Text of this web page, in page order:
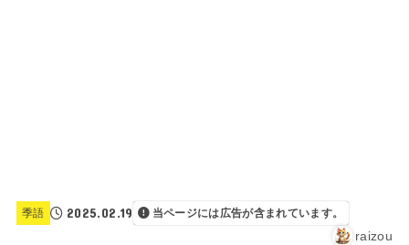
季語 2025.02.19 当ページには広告が含まれています。
raizou